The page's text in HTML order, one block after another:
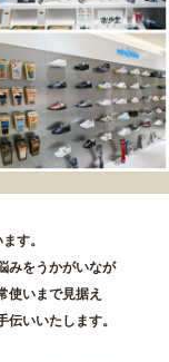
す。
みをうかがいなが
使いまで見据え
いいたします。